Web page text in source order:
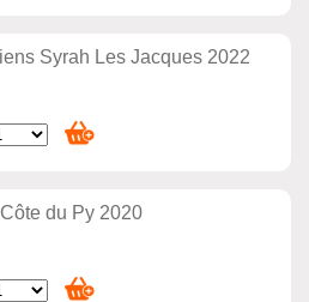
Syrah Les Jacques 2022
du Py 2020